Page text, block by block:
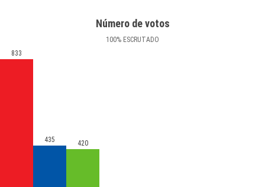
Número de votos
100% ESCRUTADO
833
435 420